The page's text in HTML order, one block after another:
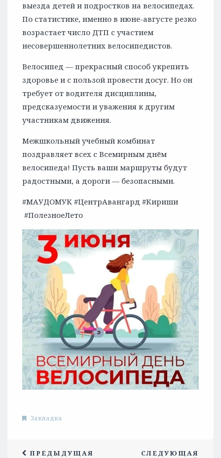
выезда детей и подростков на велосипедах.
По статистике, именно в июне-августе резко
возрастает число ДТП с участием
несовершеннолетних велосипедистов.
Велосипед — прекрасный способ укрепить
здоровье и с пользой провести досуг. Но он
требует от водителя дисциплины,
предсказуемости и уважения к другим
участникам движения.
Межшкольный учебный комбинат
поздравляет всех с Всемирным днём
велосипеда! Пусть ваши маршруты будут
радостными, а дороги — безопасными.
#МАУДОМУК #ЦентрАвангард #Кириши
#ПолезноеЛето
Закладка
ПРЕДЫДУЩАЯ
СЛЕДУЮЩАЯ